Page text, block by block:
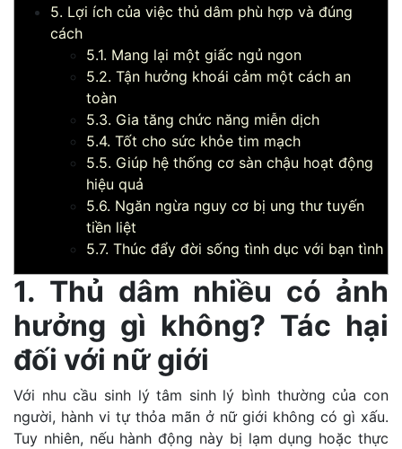
5. Lợi ích của việc thủ dâm phù hợp và đúng
cách
5.1. Mang lại một giấc ngủ ngon
5.2. Tận hưởng khoái cảm một cách an
toàn
5.3. Gia tăng chức năng miễn dịch
5.4. Tốt cho sức khỏe tim mạch
5.5. Giúp hệ thống cơ sàn chậu hoạt động
hiệu quả
5.6. Ngăn ngừa nguy cơ bị ung thư tuyến
tiền liệt
5.7. Thúc đẩy đời sống tình dục với bạn tình
1. Thủ dâm nhiều có ảnh
hưởng gì không? Tác hại
đối với nữ giới
Với nhu cầu sinh lý tâm sinh lý bình thường của con
người, hành vi tự thỏa mãn ở nữ giới không có gì xấu.
Tuy nhiên, nếu hành động này bị lạm dụng hoặc thực